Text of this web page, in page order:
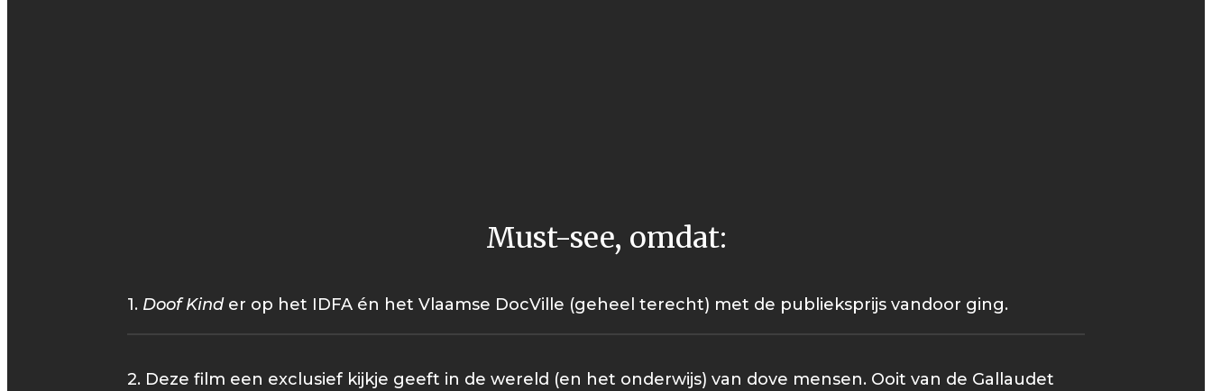
Must-see, omdat:
1. Doof Kinder op het IDFA én het Vlaamse DocVille (geheel terecht) met de publieksprijs vandoor ging.
2. Deze film een exclusief kijkje geeft in de wereld (en het onderwijs) van dove mensen. Ooit van de Gallaudet